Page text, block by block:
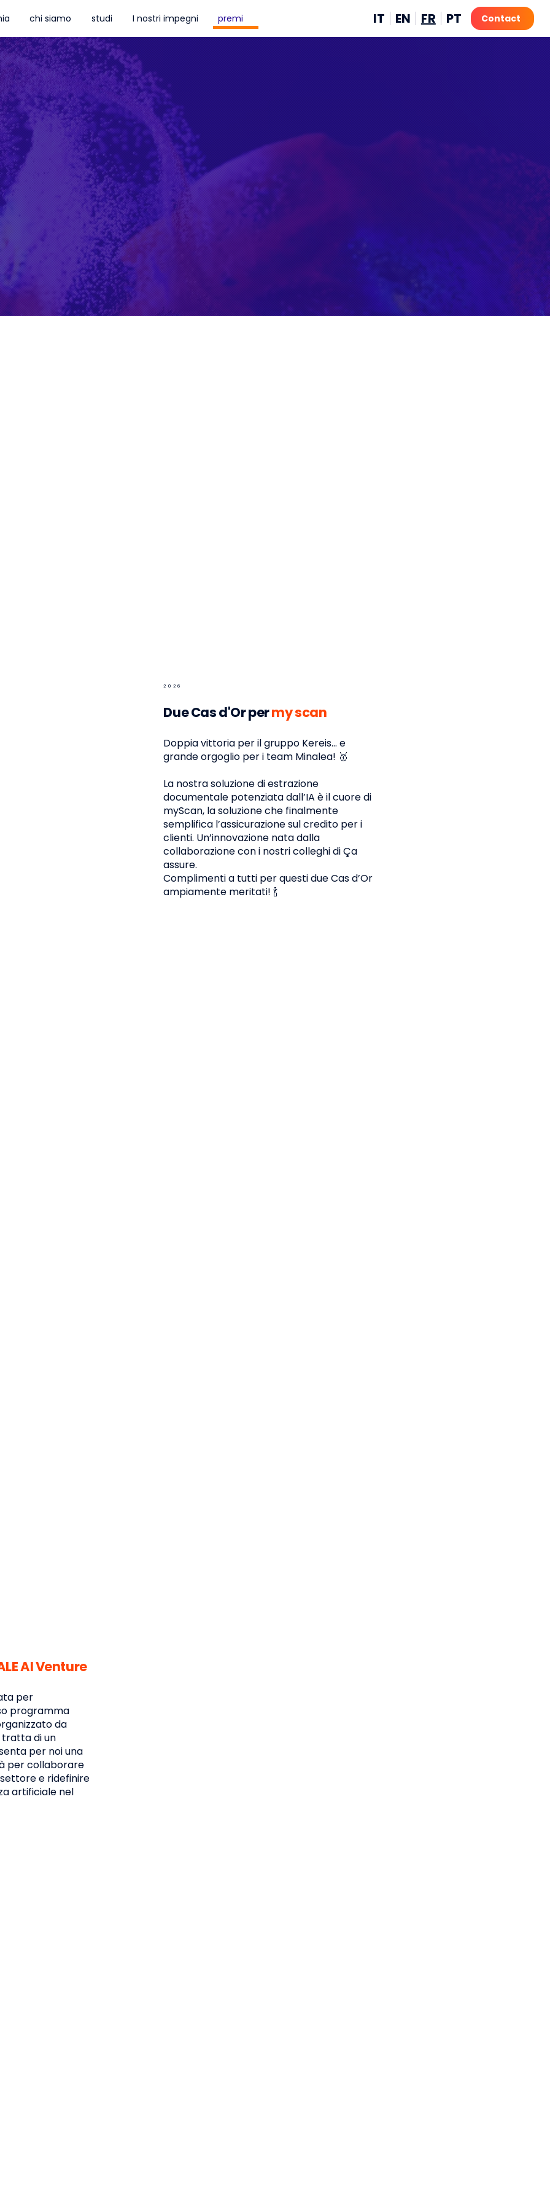
chi siamo studi I nostri impegni premi IT EN FR PT Contact
2 0 2 6
Due Cas d'Or permy scan
Doppia vittoria per il gruppo Kereis... e
grande orgoglio per i team Minalea! 🥇
La nostra soluzione di estrazione
documentale potenziata dall’IA è il cuore di
myScan, la soluzione che finalmente
semplifica l’assicurazione sul credito per i
clienti. Un’innovazione nata dalla
collaborazione con i nostri colleghi di Ça
assure.
Complimenti a tutti per questi due Cas d’Or
ampiamente meritati! 🍾
AI Venture
per
programma
da
tratta di un
per noi una
per collaborare
e ridefinire
artificiale nel